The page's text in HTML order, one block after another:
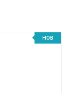
НОВ